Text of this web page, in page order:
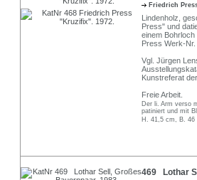
Friedrich
Lindenholz,
Press" und
einem
Press Werk-Nr.
Vgl. Jürgen
Kunstreferat
Freie Arbeit.
Der li. Arm verso
patiniert und mit
H. 41,5 cm, B.
469 Lothar